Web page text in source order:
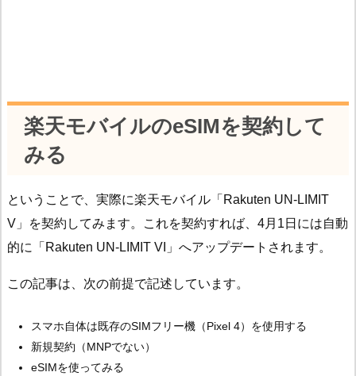
楽天モバイルのeSIMを契約して
みる
ということで、実際に楽天モバイル「Rakuten UN-LIMIT
V」を契約してみます。これを契約すれば、4月1日には自動
的に「Rakuten UN-LIMIT VI」へアップデートされます。
この記事は、次の前提で記述しています。
スマホ自体は既存のSIMフリー機（Pixel 4）を使用する
新規契約（MNPでない）
eSIMを使ってみる